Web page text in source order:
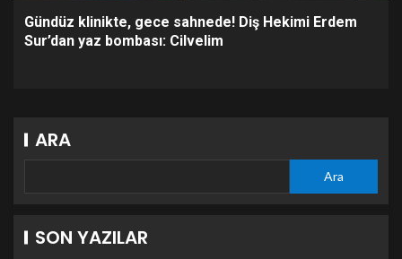
Gündüz klinikte, gece sahnede! Diş Hekimi Erdem
Sur’dan yaz bombası: Cilvelim
ARA
Ara
SON YAZILAR